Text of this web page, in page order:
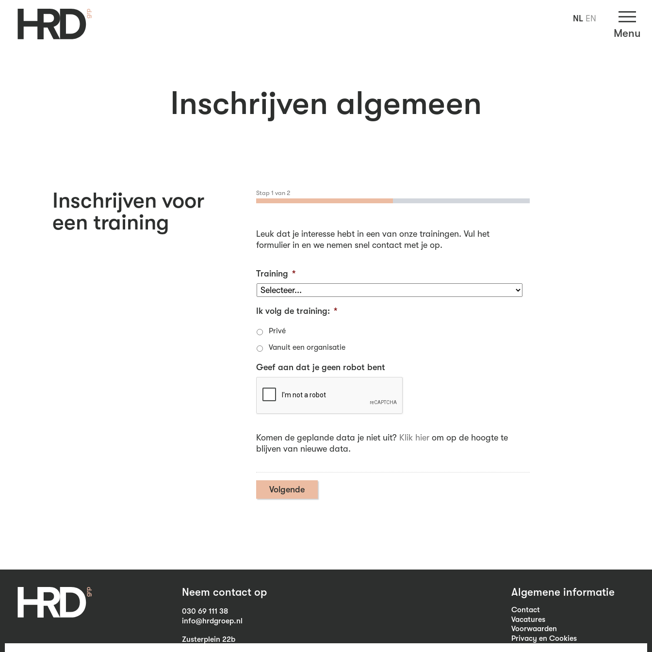
Menu
Inschrijven algemeen
Inschrijven voor
een training
Stap 1 van 2
Leuk dat je interesse hebt in een van onze trainingen. Vul het
formulier in en we nemen snel contact met je op.
Training *
Ik volg de training: *
Privé
Vanuit een organisatie
Geef aan dat je geen robot bent
Komen de geplande data je niet uit? Klik hier om op de hoogte te
blijven van nieuwe data.
Neem contact op
030 69 111 38
info@hrdgroep.nl
Zusterplein 22b
Algemene informatie
Contact
Vacatures
Voorwaarden
Privacy en Cookies
NL EN